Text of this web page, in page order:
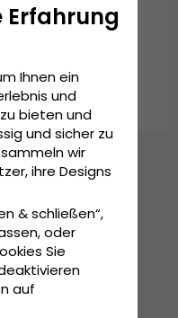
Erfahrung
Ihnen ein
und
bieten und
und sicher zu
wir
ihre Designs
& schließen“,
oder
Sie
auf